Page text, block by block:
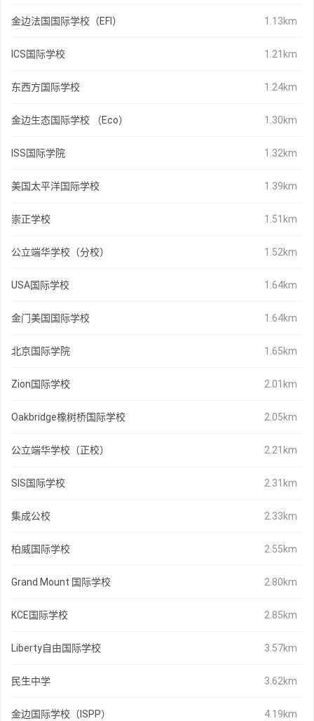
金边法国国际学校（EFI） 1.13km
ICS国际学校 1.21km
东西方国际学校 1.24km
金边生态国际学校 （Eco） 1.30km
ISS国际学院 1.32km
美国太平洋国际学校 1.39km
崇正学校 1.51km
公立端华学校（分校） 1.52km
USA国际学校 1.64km
金门美国国际学校 1.64km
北京国际学院 1.65km
Zion国际学校 2.01km
Oakbridge橡树桥国际学校 2.05km
公立端华学校（正校） 2.21km
SIS国际学校 2.31km
集成公校 2.33km
柏威国际学校 2.55km
Grand Mount 国际学校 2.80km
KCE国际学校 2.85km
Liberty自由国际学校 3.57km
民生中学 3.62km
金边国际学校（ISPP） 4.19km